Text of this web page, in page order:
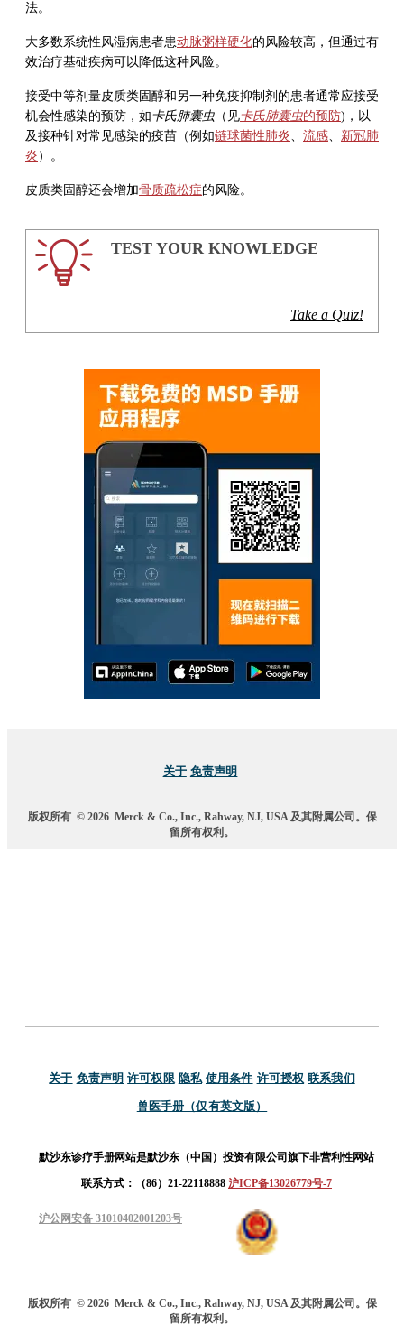
法。
大多数系统性风湿病患者患动脉粥样硬化的风险较高，但通过有
效治疗基础疾病可以降低这种风险。
接受中等剂量皮质类固醇和另一种免疫抑制剂的患者通常应接受
机会性感染的预防，如卡氏肺囊虫 （见卡氏肺囊虫的预防)，以
及接种针对常见感染的疫苗（例如链球菌性肺炎、 流感、 新冠肺
炎 ）。
皮质类固醇还会增加骨质疏松症的风险。
TEST YOUR KNOWLEDGE
Take a Quiz!
关于 免责声明
版权所有 © 2026 Merck & Co., Inc., Rahway, NJ, USA 及其附属公司。保
留所有权利。
关于 免责声明 许可权限 隐私 使用条件 许可授权 联系我们
兽医手册（仅有英文版）
默沙东诊疗手册网站是默沙东（中国）投资有限公司旗下非营利性网站
联系方式：（86）21-22118888 沪ICP备13026779号-7
沪公网安备 31010402001203号
版权所有 © 2026 Merck & Co., Inc., Rahway, NJ, USA 及其附属公司。保
留所有权利。